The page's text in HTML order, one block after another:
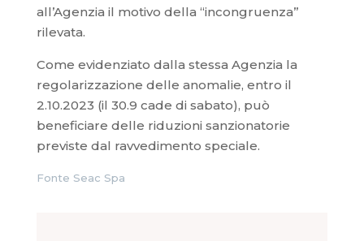
all’Agenzia il motivo della “incongruenza”
rilevata.
Come evidenziato dalla stessa Agenzia la
regolarizzazione delle anomalie, entro il
2.10.2023 (il 30.9 cade di sabato), può
beneficiare delle riduzioni sanzionatorie
previste dal ravvedimento speciale.
Fonte Seac Spa